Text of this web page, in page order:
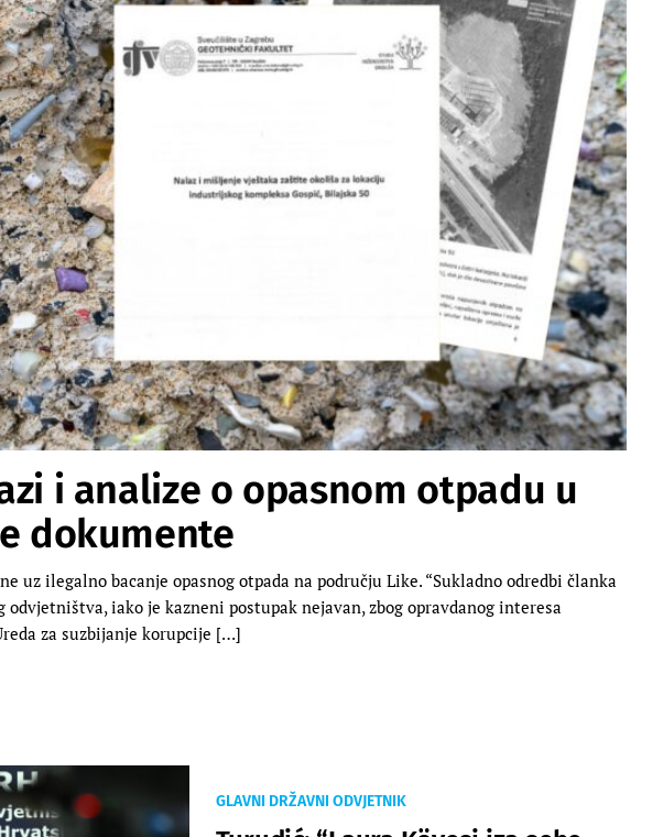
i analize o opasnom otpadu u
dokumente
uz ilegalno bacanje opasnog otpada na području Like. “Sukladno odredbi članka
odvjetništva, iako je kazneni postupak nejavan, zbog opravdanog interesa
za suzbijanje korupcije […]
GLAVNI DRŽAVNI ODVJETNIK